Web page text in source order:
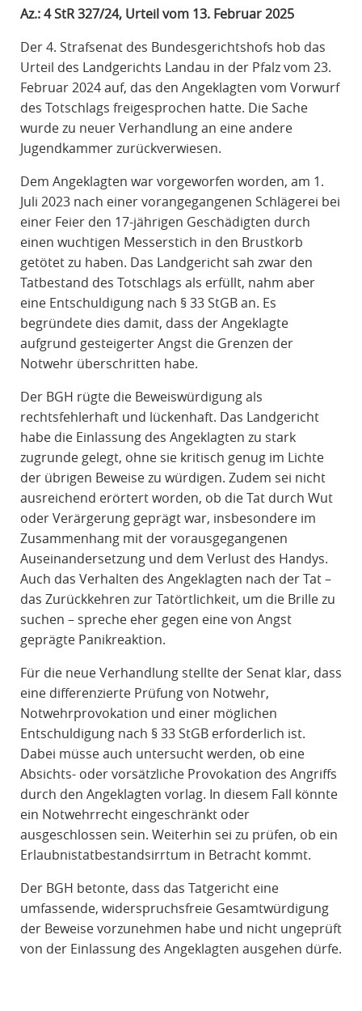
Az.: 4 StR 327/24, Urteil vom 13. Februar 2025
Der 4. Strafsenat des Bundesgerichtshofs hob das
Urteil des Landgerichts Landau in der Pfalz vom 23.
Februar 2024 auf, das den Angeklagten vom Vorwurf
des Totschlags freigesprochen hatte. Die Sache
wurde zu neuer Verhandlung an eine andere
Jugendkammer zurückverwiesen.
Dem Angeklagten war vorgeworfen worden, am 1.
Juli 2023 nach einer vorangegangenen Schlägerei bei
einer Feier den 17-jährigen Geschädigten durch
einen wuchtigen Messerstich in den Brustkorb
getötet zu haben. Das Landgericht sah zwar den
Tatbestand des Totschlags als erfüllt, nahm aber
eine Entschuldigung nach § 33 StGB an. Es
begründete dies damit, dass der Angeklagte
aufgrund gesteigerter Angst die Grenzen der
Notwehr überschritten habe.
Der BGH rügte die Beweiswürdigung als
rechtsfehlerhaft und lückenhaft. Das Landgericht
habe die Einlassung des Angeklagten zu stark
zugrunde gelegt, ohne sie kritisch genug im Lichte
der übrigen Beweise zu würdigen. Zudem sei nicht
ausreichend erörtert worden, ob die Tat durch Wut
oder Verärgerung geprägt war, insbesondere im
Zusammenhang mit der vorausgegangenen
Auseinandersetzung und dem Verlust des Handys.
Auch das Verhalten des Angeklagten nach der Tat –
das Zurückkehren zur Tatörtlichkeit, um die Brille zu
suchen – spreche eher gegen eine von Angst
geprägte Panikreaktion.
Für die neue Verhandlung stellte der Senat klar, dass
eine differenzierte Prüfung von Notwehr,
Notwehrprovokation und einer möglichen
Entschuldigung nach § 33 StGB erforderlich ist.
Dabei müsse auch untersucht werden, ob eine
Absichts- oder vorsätzliche Provokation des Angriffs
durch den Angeklagten vorlag. In diesem Fall könnte
ein Notwehrrecht eingeschränkt oder
ausgeschlossen sein. Weiterhin sei zu prüfen, ob ein
Erlaubnistatbestandsirrtum in Betracht kommt.
Der BGH betonte, dass das Tatgericht eine
umfassende, widerspruchsfreie Gesamtwürdigung
der Beweise vorzunehmen habe und nicht ungeprüft
von der Einlassung des Angeklagten ausgehen dürfe.